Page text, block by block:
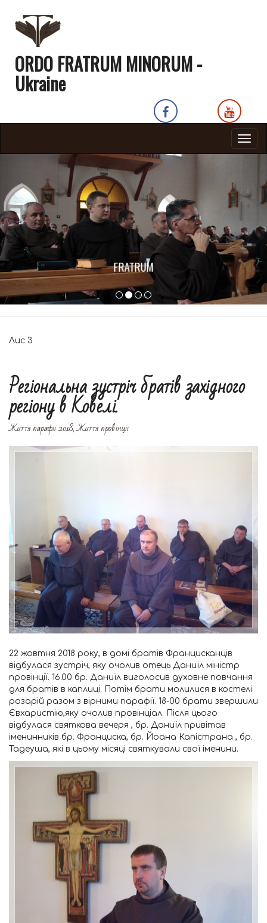
ORDO FRATRUM MINORUM -
Ukraine
Лис 3
Регіональна зустріч братів західного
регіону в Ковелі.
Життя парафії 2018,Життя провінції
22 жовтня 2018 року, в домі братів Францисканців
відбулася зустріч, яку очолив отець Даниїл міністр
провінції. 16.00 бр. Даниїл виголосив духовне повчання
для братів в каплиці. Потім брати молилися в костелі
розарій разом з вірними парафії. 18-00 брати звершили
Євхаристію,яку очолив провінціал. Після цього
відбулася святкова вечеря , бр. Даниїл привітав
іменинників бр. Франциска, бр. Йоана Капістрана , бр.
Тадеуша, які в цьому місяці святкували свої іменини.